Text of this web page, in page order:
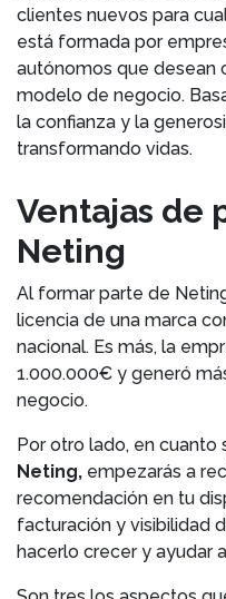
clientes nuevos para
está formada por
autónomos que desean
modelo de negocio.
la confianza y la
transformando vidas.
Ventajas de
Neting
Al formar parte de
licencia de una marca
nacional. Es más, la
1.000.000€ y generó
negocio.
Por otro lado, en cuanto
Neting, empezarás a
recomendación en tu
facturación y visibilidad
hacerlo crecer y ayudar